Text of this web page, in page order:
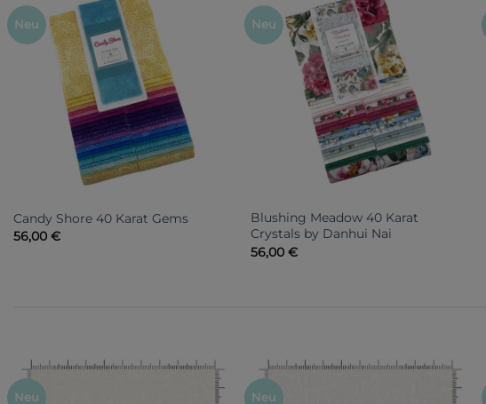
Neu
Candy Shore 40 Karat Gems
56,00 €
Neu
Blushing Meadow 40 Karat
Crystals by Danhui Nai
56,00 €
Neu Neu